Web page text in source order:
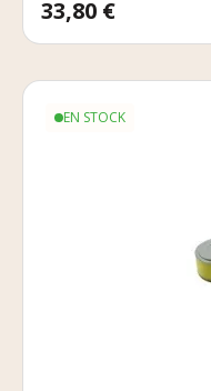
Prix
33,80 €
EN STOCK